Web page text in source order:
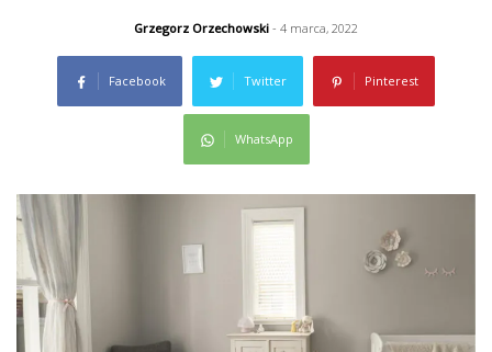
Grzegorz Orzechowski - 4 marca, 2022
Facebook Twitter Pinterest
WhatsApp